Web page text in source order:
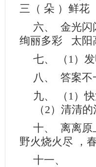
三（ 朵 ）鲜
六、 金光
绚丽多彩 太
七、 （1）
八、 答案不
九、 （1）
（2）清清的
十、 离离原
野火烧火尽 ，
十一、